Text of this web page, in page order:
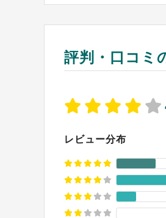
評判・口コミ
レビュー分布